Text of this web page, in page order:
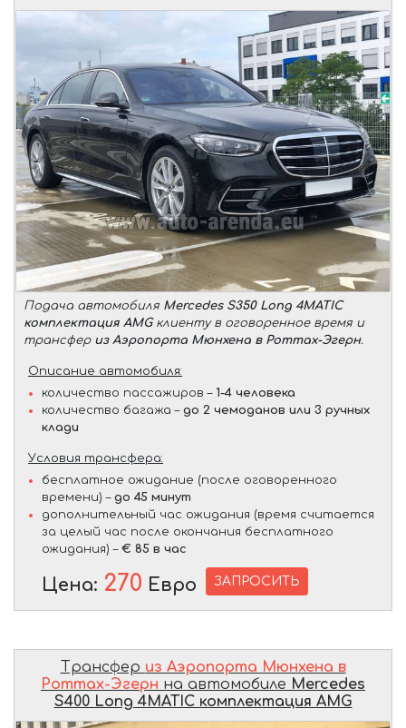
Подача автомобиля Mercedes S350 Long 4MATIC
комплектация AMGклиенту в оговоренное время и
трансфер из Аэропорта Мюнхена в Роттах-Эгерн.
Описание автомобиля:
количество пассажиров – 1-4 человека
количество багажа – до 2 чемоданов или 3 ручных
клади
Условия трансфера:
бесплатное ожидание (после оговоренного
времени) – до 45 минут
дополнительный час ожидания (время считается
за целый час после окончания бесплатного
ожидания) – € 85 в час
Цена: 270 Евро ЗАПРОСИТЬ
Трансфер из Аэропорта Мюнхена в
Роттах-Эгерн на автомобиле Mercedes
S400 Long 4MATIC комплектация AMG